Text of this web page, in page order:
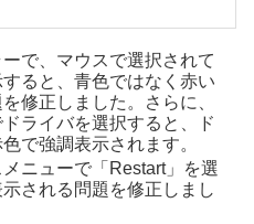
で、マウスで選択されて
ると、青色ではなく赤い
修正しました。さらに、
ライバを選択すると、ド
で強調表示されます。
ニューで「Restart」を選
される問題を修正しまし